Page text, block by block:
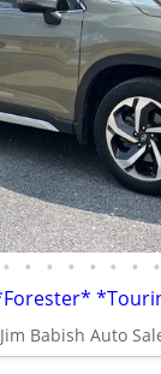
• • • • • • • •
Jim Babish Auto